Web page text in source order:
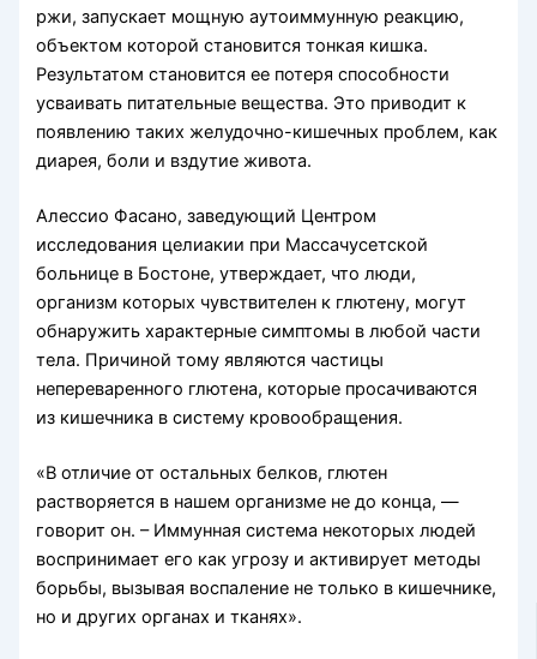
ржи, запускает мощную аутоиммунную реакцию,
объектом которой становится тонкая кишка.
Результатом становится ее потеря способности
усваивать питательные вещества. Это приводит к
появлению таких желудочно-кишечных проблем, как
диарея, боли и вздутие живота.
Алессио Фасано, заведующий Центром
исследования целиакии при Массачусетской
больнице в Бостоне, утверждает, что люди,
организм которых чувствителен к глютену, могут
обнаружить характерные симптомы в любой части
тела. Причиной тому являются частицы
непереваренного глютена, которые просачиваются
из кишечника в систему кровообращения.
«В отличие от остальных белков, глютен
растворяется в нашем организме не до конца, —
говорит он. – Иммунная система некоторых людей
воспринимает его как угрозу и активирует методы
борьбы, вызывая воспаление не только в кишечнике,
но и других органах и тканях».